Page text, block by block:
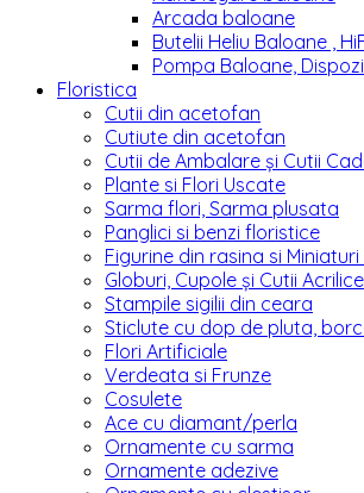
Arcada baloane
Butelii Heliu Baloane ,
Pompa Baloane,
Floristica
Cutii din acetofan
Cutiute din acetofan
Cutii de Ambalare și Cutii
Plante si Flori Uscate
Sarma flori, Sarma plusata
Panglici si benzi floristice
Figurine din rasina si
Globuri, Cupole și Cutii Acrilice
Stampile sigilii din ceara
Sticlute cu dop de pluta,
Flori Artificiale
Verdeata si Frunze
Cosulete
Ace cu diamant/perla
Ornamente cu sarma
Ornamente adezive